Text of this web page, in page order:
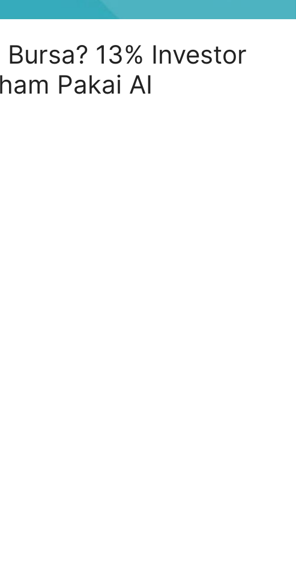
13% Investor
Pakai AI